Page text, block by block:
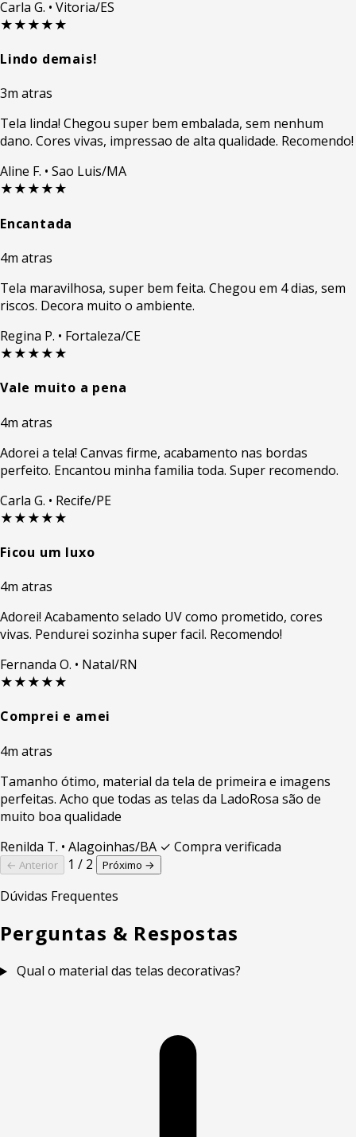
Carla G. • Vitoria/ES
★★★★★
Lindo demais!
3m atras
Tela linda! Chegou super bem embalada, sem nenhum
dano. Cores vivas, impressao de alta qualidade. Recomendo!
Aline F. • Sao Luis/MA
★★★★★
Encantada
4m atras
Tela maravilhosa, super bem feita. Chegou em 4 dias, sem
riscos. Decora muito o ambiente.
Regina P. • Fortaleza/CE
★★★★★
Vale muito a pena
4m atras
Adorei a tela! Canvas firme, acabamento nas bordas
perfeito. Encantou minha familia toda. Super recomendo.
Carla G. • Recife/PE
★★★★★
Ficou um luxo
4m atras
Adorei! Acabamento selado UV como prometido, cores
vivas. Pendurei sozinha super facil. Recomendo!
Fernanda O. • Natal/RN
★★★★★
Comprei e amei
4m atras
Tamanho ótimo, material da tela de primeira e imagens
perfeitas. Acho que todas as telas da LadoRosa são de
muito boa qualidade
Renilda T. • Alagoinhas/BA ✓ Compra verificada
← Anterior 1 / 2 Próximo →
Dúvidas Frequentes
Perguntas & Respostas
Qual o material das telas decorativas?